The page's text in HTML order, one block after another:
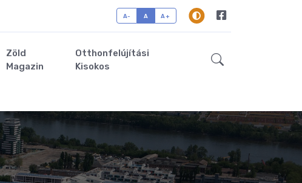
A- A A+
Zöld
Magazin
Otthonfelújítási
Kisokos